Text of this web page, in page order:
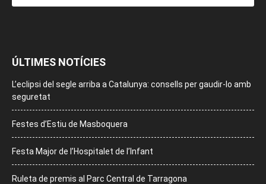
ÚLTIMES NOTÍCIES
L’eclipsi del segle arriba a Catalunya: consells per gaudir-lo amb
seguretat
Festes d’Estiu de Masboquera
Festa Major de l’Hospitalet de l’Infant
Ruleta de premis al Parc Central de Tarragona